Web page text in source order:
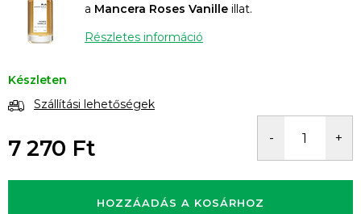
a Mancera Roses Vanille illat.
Részletes információ
Készleten
Szállítási lehetőségek
7 270 Ft
HOZZÁADÁS A KOSÁRHOZ